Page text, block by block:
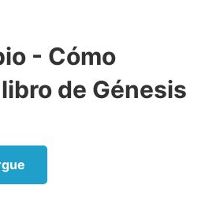
- Cómo
de Génesis